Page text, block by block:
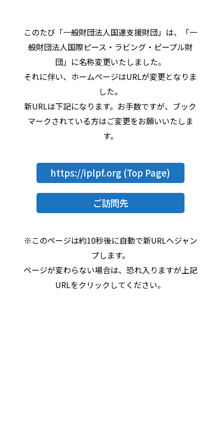
このたび「一般財団法人国連支援財団」は、「一
般財団法人国際ピース・ラビング・ピープル財
団」に名称変更いたしました。
それに伴い、ホームページはURLが変更となりま
した。
新URLは下記になります。お手数ですが、ブック
マークされている方はご変更をお願いいたしま
す。
https://iplpf.org (Top Page)
ご訪問先
※このページは約10秒後に自動で新URLへジャン
プします。
ページが変わらない場合は、恐れ入りますが上記
URLをクリックしてください。